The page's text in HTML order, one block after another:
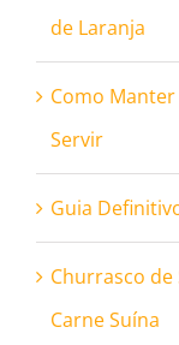
de Laranja
Como Manter
Servir
Guia
Churrasco de
Carne Suína